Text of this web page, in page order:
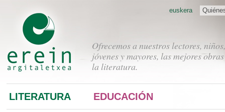
Ofrecemos a nuestros lectores, niños,
jóvenes y mayores, las mejores
la literatura.
euskera
LITERATURA EDUCACIÓN